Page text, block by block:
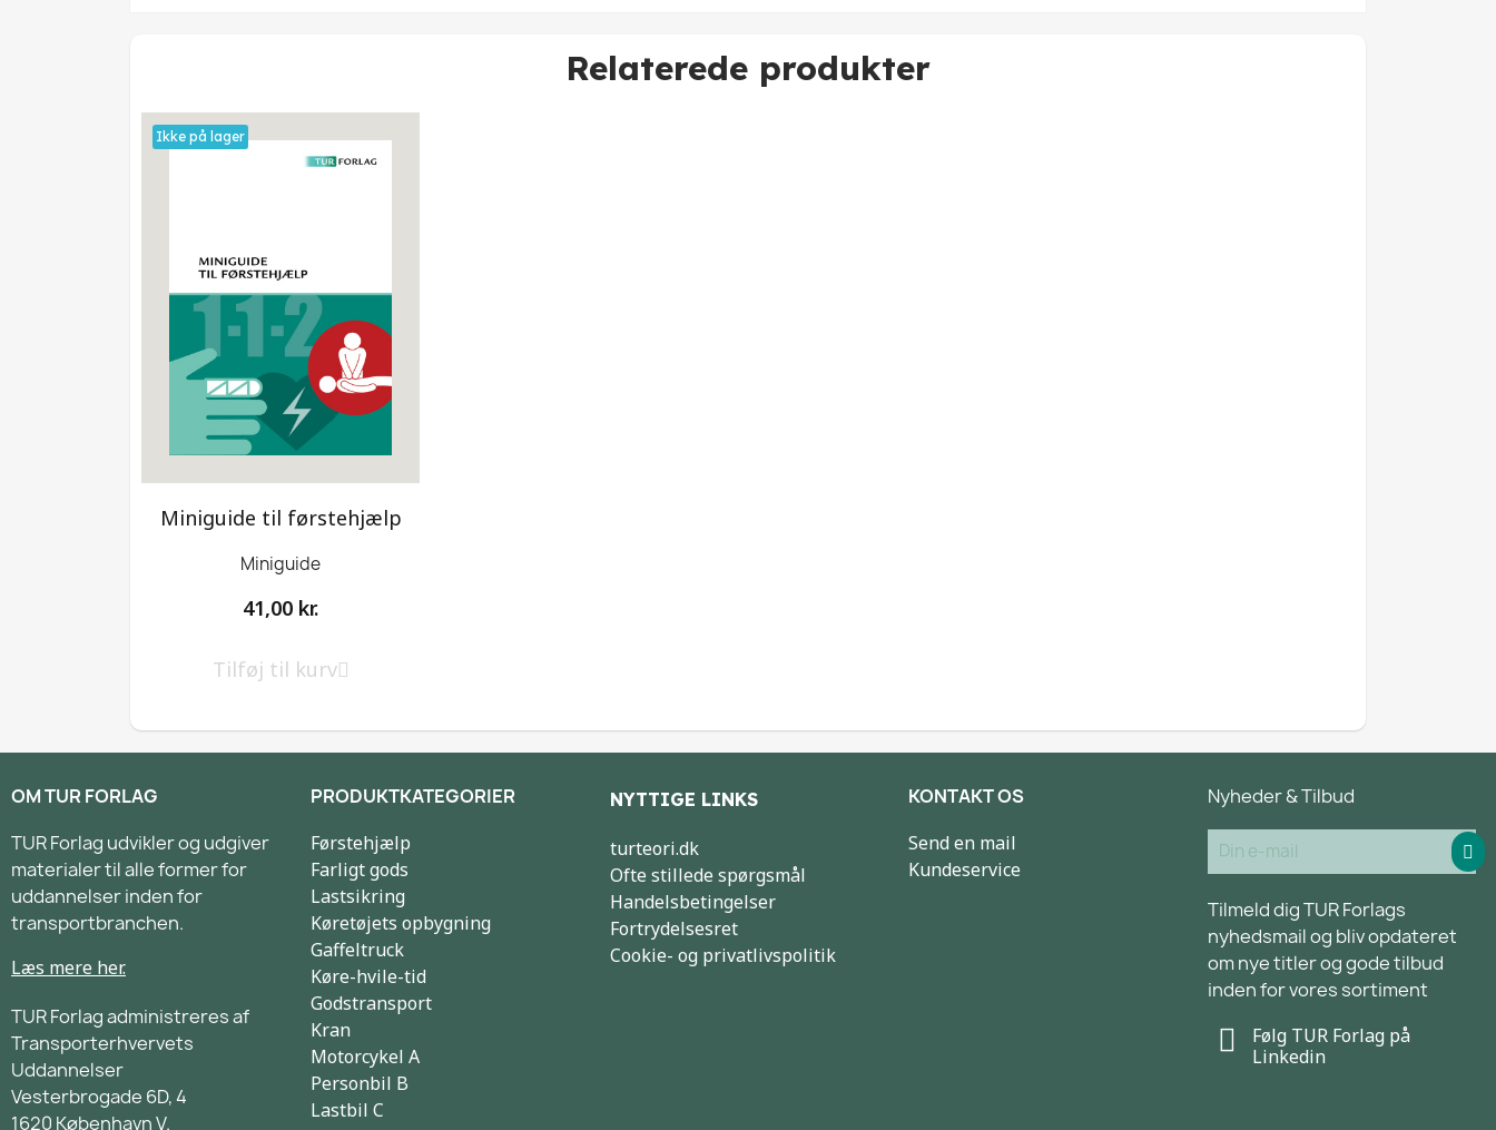
Relaterede produkter
Ikke på lager
Miniguide til førstehjælp
Miniguide
41,00 kr.
Tilføj til kurv
OM TUR FORLAG
TUR Forlag udvikler og udgiver
materialer til alle former for
uddannelser inden for
transportbranchen.
Læs mere her.
TUR Forlag administreres af
Transporterhvervets
Uddannelser
Vesterbrogade 6D, 4
1620 København V.
PRODUKTKATEGORIER
Førstehjælp
Farligt gods
Lastsikring
Køretøjets opbygning
Gaffeltruck
Køre-hvile-tid
Godstransport
Kran
Motorcykel A
Personbil B
Lastbil C
NYTTIGE LINKS
turteori.dk
Ofte stillede spørgsmål
Handelsbetingelser
Fortrydelsesret
Cookie- og privatlivspolitik
KONTAKT OS
Send en mail
Kundeservice
Nyheder & Tilbud
Tilmeld dig TUR Forlags
nyhedsmail og bliv opdateret
om nye titler og gode tilbud
inden for vores sortiment
Følg TUR Forlag på
Linkedin